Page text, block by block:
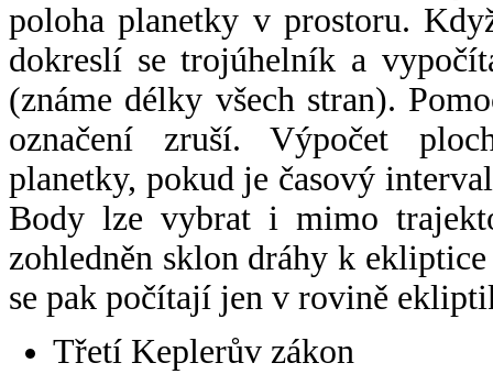
poloha planetky v prostoru.
dokreslí se trojúhelník a
(známe délky všech stran).
označení zruší. Výpočet
planetky, pokud je časový
Body lze vybrat i mimo
zohledněn sklon dráhy k
se pak počítají jen v rovině
Třetí Keplerův zákon